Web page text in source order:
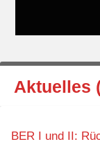
Aktuelles